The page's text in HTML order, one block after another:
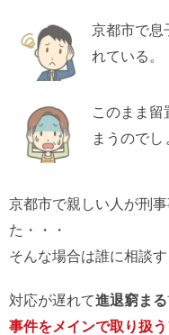
京都市で息
れている。
このまま留
まうのでし
京都市で親しい人が刑
た・・・
そんな場合は誰に相談
対応が遅れて進退窮まる
事件をメインで取り扱う